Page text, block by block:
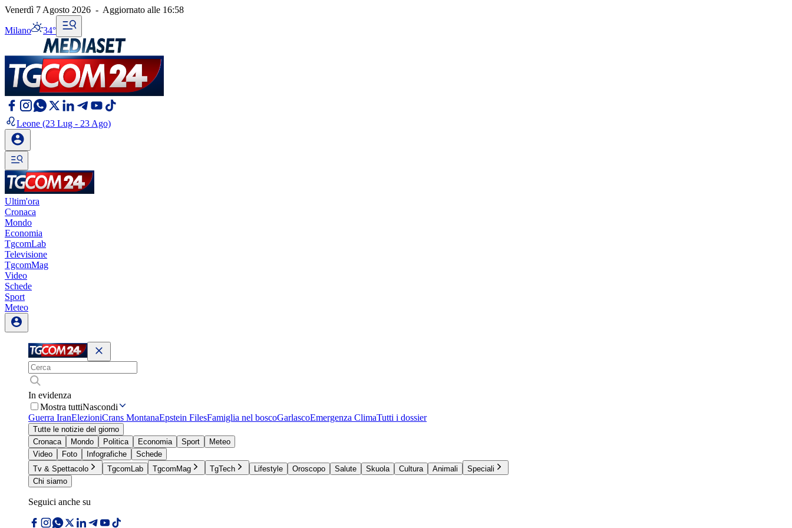
Venerdì 7 Agosto 2026 - Aggiornato alle 16:58
Milano 34°
Leone (23 Lug - 23 Ago)
Ultim'ora
Cronaca
Mondo
Economia
TgcomLab
Televisione
TgcomMag
Video
Schede
Sport
Meteo
In evidenza
Mostra tuttiNascondi
Guerra IranElezioniCrans MontanaEpstein FilesFamiglia nel boscoGarlascoEmergenza ClimaTutti i dossier
Tutte le notizie del giorno
Cronaca
Mondo Politica Economia Sport
Meteo
Video
Foto Infografiche
Schede
Tv & Spettacolo
TgcomLab TgcomMag TgTech Lifestyle Oroscopo Salute Skuola Cultura Animali
Speciali
Chi siamo
Seguici anche su